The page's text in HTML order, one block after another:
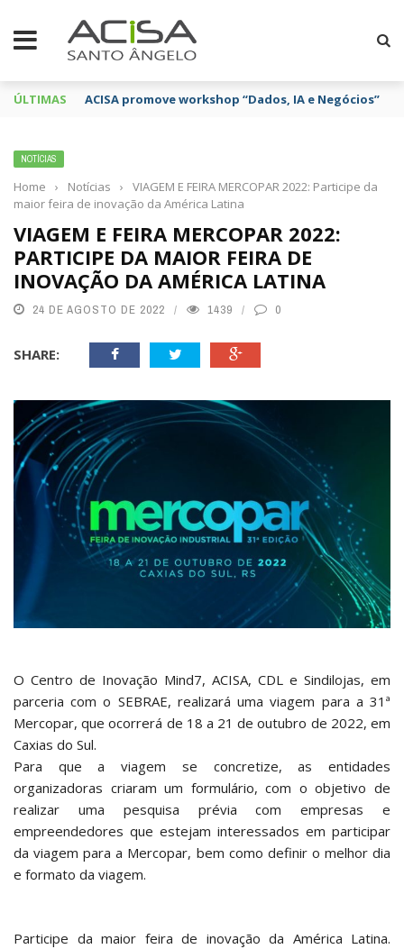
ÚLTIMAS ACISA promove workshop “Dados, IA e Negócios”
NOTÍCIAS
Home › Notícias ›
VIAGEM E FEIRA MERCOPAR 2022: Participe da
maior feira de inovação da América Latina
VIAGEM E FEIRA MERCOPAR 2022:
PARTICIPE DA MAIOR FEIRA DE
INOVAÇÃO DA AMÉRICA LATINA
24 DE AGOSTO DE 2022 1439 0
SHARE:
O Centro de Inovação Mind7, ACISA, CDL e Sindilojas, em
parceria com o SEBRAE, realizará uma viagem para a 31ª
Mercopar, que ocorrerá de 18 a 21 de outubro de 2022, em
Caxias do Sul.
Para que a viagem se concretize, as entidades
organizadoras criaram um formulário, com o objetivo de
realizar uma pesquisa prévia com empresas e
empreendedores que estejam interessados em participar
da viagem para a Mercopar, bem como definir o melhor dia
e formato da viagem.
Participe da maior feira de inovação da América Latina.